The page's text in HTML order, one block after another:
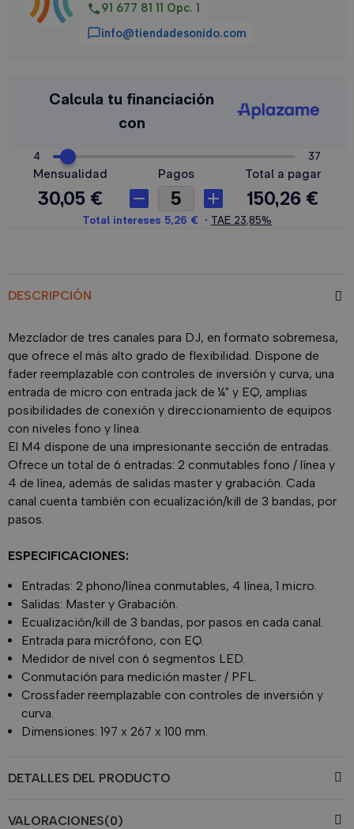
DESCRIPCIÓN
Mezclador de tres canales para DJ, en formato sobremesa,
que ofrece el más alto grado de flexibilidad. Dispone de
fader reemplazable con controles de inversión y curva, una
entrada de micro con entrada jack de ¼" y EQ, amplias
posibilidades de conexión y direccionamiento de equipos
con niveles fono y línea.
El M4 dispone de una impresionante sección de entradas.
Ofrece un total de 6 entradas: 2 conmutables fono / línea y
4 de línea, además de salidas master y grabación. Cada
canal cuenta también con ecualización/kill de 3 bandas, por
pasos.
ESPECIFICACIONES:
Entradas: 2 phono/línea conmutables, 4 línea, 1 micro.
Salidas: Master y Grabación.
Ecualización/kill de 3 bandas, por pasos en cada canal.
Entrada para micrófono, con EQ.
Medidor de nivel con 6 segmentos LED.
Conmutación para medición master / PFL.
Crossfader reemplazable con controles de inversión y
curva.
Dimensiones: 197 x 267 x 100 mm.
DETALLES DEL PRODUCTO
VALORACIONES(0)
call91 677 81 11 Opc. 1
chat_bubble_outlineinfo@tiendadesonido.com